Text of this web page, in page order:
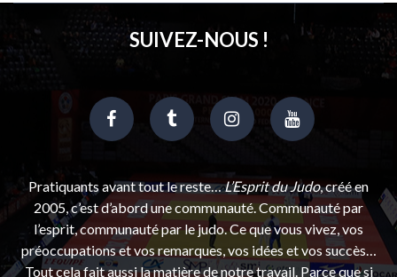
SUIVEZ-NOUS !
Pratiquants avant tout le reste…L’Esprit du Judo, créé en
2005, c’est d’abord une communauté. Communauté par
l’esprit, communauté par le judo. Ce que vous vivez, vos
préoccupations et vos remarques, vos idées et vos succès…
Tout cela fait aussi la matière de notre travail. Parce que si